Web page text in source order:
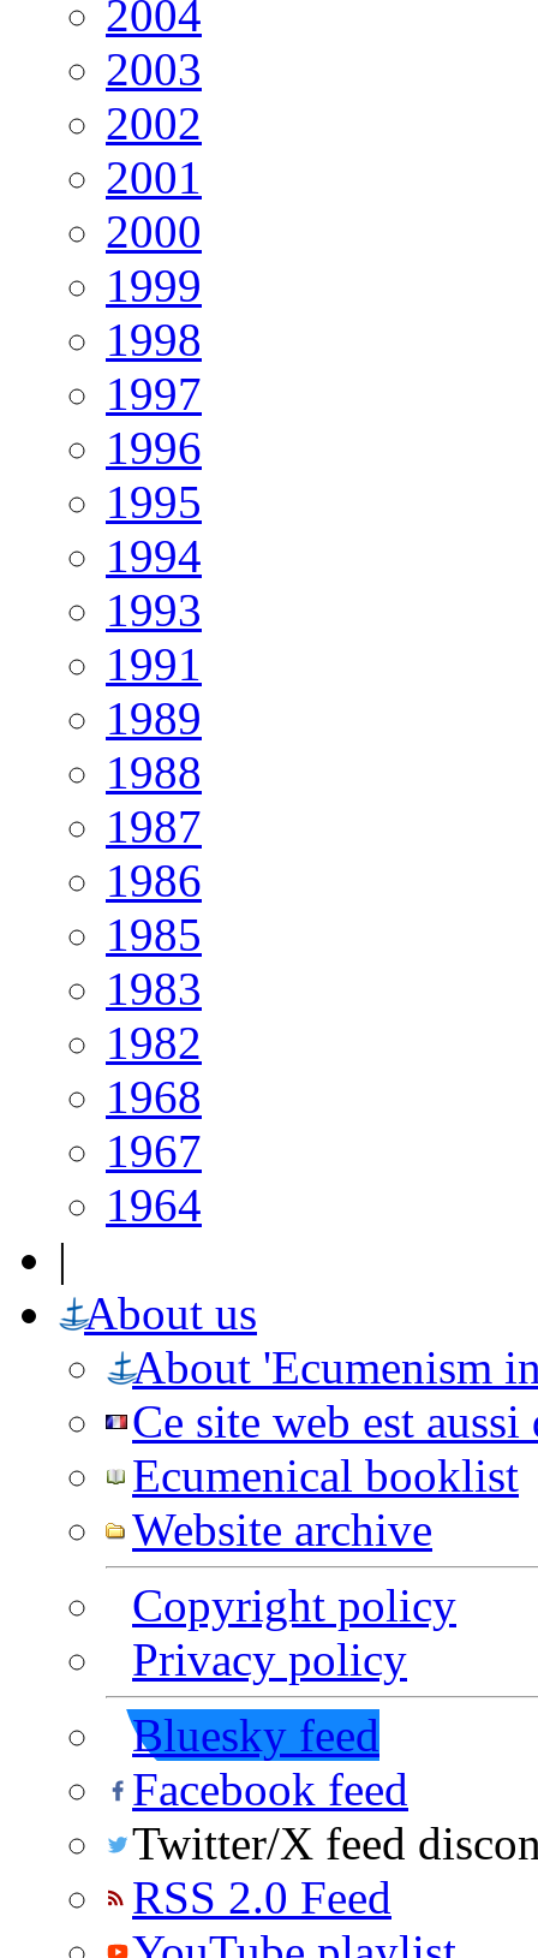
2004
2003
2002
2001
2000
1999
1998
1997
1996
1995
1994
1993
1991
1989
1988
1987
1986
1985
1983
1982
1968
1967
1964
|
About us
About 'Ecumenism
Ce site web est
Ecumenical booklist
Website archive
Copyright policy
Privacy policy
Bluesky feed
Facebook feed
Twitter/X feed
RSS 2.0 Feed